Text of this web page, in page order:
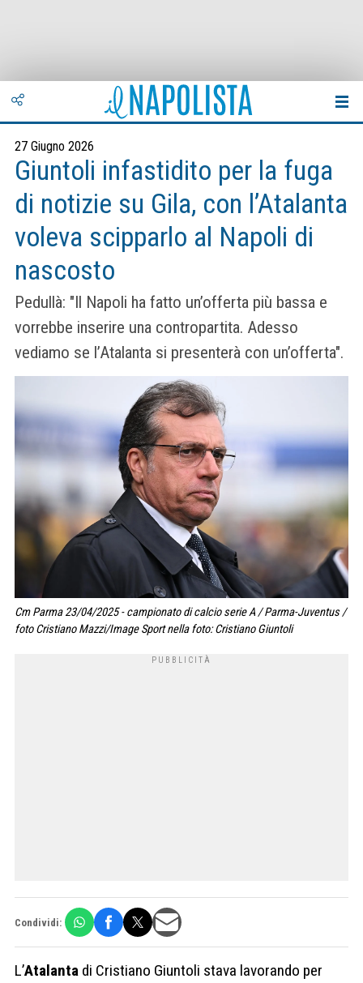
27 Giugno 2026
Giuntoli infastidito per la fuga
di notizie su Gila, con l’Atalanta
voleva scipparlo al Napoli di
nascosto
Pedullà: "Il Napoli ha fatto un’offerta più bassa e
vorrebbe inserire una contropartita. Adesso
vediamo se l’Atalanta si presenterà con un’offerta".
Cm Parma 23/04/2025 - campionato di calcio serie A / Parma-Juventus /
foto Cristiano Mazzi/Image Sport nella foto: Cristiano Giuntoli
Condividi:
L’Atalanta di Cristiano Giuntoli stava lavorando per